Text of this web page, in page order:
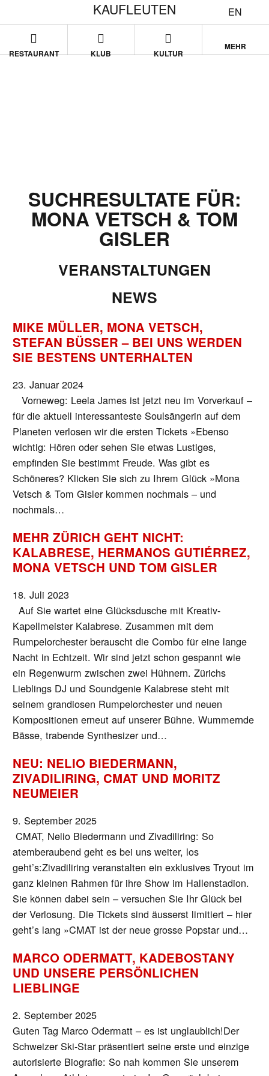
EN
KAUFLEUTEN
RESTAURANT KLUB KULTUR
MEHR
SUCHRESULTATE FÜR:
MONA VETSCH & TOM
GISLER
VERANSTALTUNGEN
NEWS
MIKE MÜLLER, MONA VETSCH,
STEFAN BÜSSER – BEI UNS WERDEN
SIE BESTENS UNTERHALTEN
23. Januar 2024
Vorneweg: Leela James ist jetzt neu im Vorverkauf –
für die aktuell interessanteste Soulsängerin auf dem
Planeten verlosen wir die ersten Tickets »Ebenso
wichtig: Hören oder sehen Sie etwas Lustiges,
empfinden Sie bestimmt Freude. Was gibt es
Schöneres? Klicken Sie sich zu Ihrem Glück »Mona
Vetsch & Tom Gisler kommen nochmals – und
nochmals…
MEHR ZÜRICH GEHT NICHT:
KALABRESE, HERMANOS GUTIÉRREZ,
MONA VETSCH UND TOM GISLER
18. Juli 2023
Auf Sie wartet eine Glücksdusche mit Kreativ-
Kapellmeister Kalabrese. Zusammen mit dem
Rumpelorchester berauscht die Combo für eine lange
Nacht in Echtzeit. Wir sind jetzt schon gespannt wie
ein Regenwurm zwischen zwei Hühnern. Zürichs
Lieblings DJ und Soundgenie Kalabrese steht mit
seinem grandiosen Rumpelorchester und neuen
Kompositionen erneut auf unserer Bühne. Wummernde
Bässe, trabende Synthesizer und…
NEU: NELIO BIEDERMANN,
ZIVADILIRING, CMAT UND MORITZ
NEUMEIER
9. September 2025
CMAT, Nelio Biedermann und Zivadiliring: So
atemberaubend geht es bei uns weiter, los
geht’s:Zivadiliring veranstalten ein exklusives Tryout im
ganz kleinen Rahmen für ihre Show im Hallenstadion.
Sie können dabei sein – versuchen Sie Ihr Glück bei
der Verlosung. Die Tickets sind äusserst limitiert – hier
geht’s lang »CMAT ist der neue grosse Popstar und…
MARCO ODERMATT, KADEBOSTANY
UND UNSERE PERSÖNLICHEN
LIEBLINGE
2. September 2025
Guten Tag Marco Odermatt – es ist unglaublich!Der
Schweizer Ski-Star präsentiert seine erste und einzige
autorisierte Biografie: So nah kommen Sie unserem